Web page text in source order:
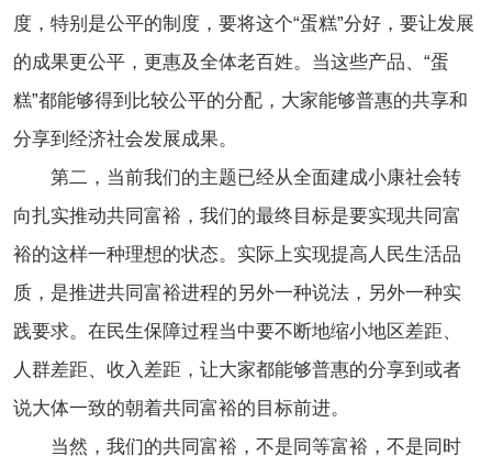
度，特别是公平的制度，要将这个“蛋糕”分好，要让发展
的成果更公平，更惠及全体老百姓。当这些产品、“蛋
糕”都能够得到比较公平的分配，大家能够普惠的共享和
分享到经济社会发展成果。
第二，当前我们的主题已经从全面建成小康社会转
向扎实推动共同富裕，我们的最终目标是要实现共同富
裕的这样一种理想的状态。实际上实现提高人民生活品
质，是推进共同富裕进程的另外一种说法，另外一种实
践要求。在民生保障过程当中要不断地缩小地区差距、
人群差距、收入差距，让大家都能够普惠的分享到或者
说大体一致的朝着共同富裕的目标前进。
当然，我们的共同富裕，不是同等富裕，不是同时